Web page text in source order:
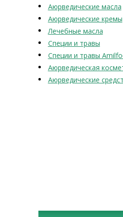
Аюрведические масла
Аюрведические кремы
Лечебные масла
Специи и травы
Специи и травы
Аюрведическая
Аюрведические